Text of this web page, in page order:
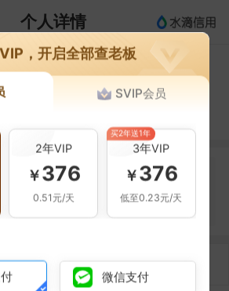
个人详情
关联风险
暂无风险
提示信息
当前企业(0条)
，开启全部查老板
SVIP会员
2年VIP
￥376
0.51元/天
3年VIP
￥376
低至0.23元/天
买2年送1年
微信支付